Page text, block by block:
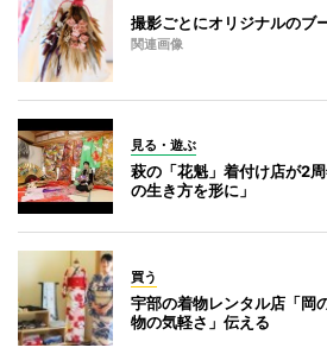
撮影ごとにオリジナルのブ
関連画像
見る・遊ぶ
萩の「花魁」着付け店が2
の生き方を形に」
買う
宇部の着物レンタル店「岡
物の気軽さ」伝える